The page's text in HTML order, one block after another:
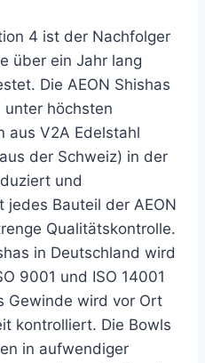
4 ist der Nachfolger
über ein Jahr lang
Die AEON Shishas
höchsten
aus V2A Edelstahl
der Schweiz) in der
und
Bauteil der AEON
Qualitätskontrolle.
in Deutschland wird
9001 und ISO 14001
Gewinde wird vor Ort
kontrolliert. Die Bowls
in aufwendiger